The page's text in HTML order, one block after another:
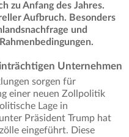
zu Anfang des Jahres.
Aufbruch. Besonders
und
Unternehmen
sorgen für
einer neuen Zollpolitik
Lage in
Präsident Trump hat
eingeführt. Diese